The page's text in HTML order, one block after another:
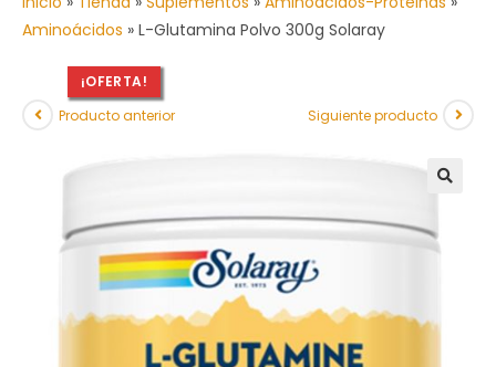
Aminoácidos » L-Glutamina Polvo 300g Solaray
¡OFERTA!
Producto anterior
Siguiente producto